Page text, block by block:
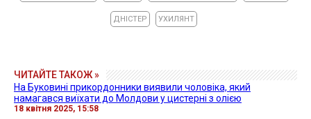
ДНІСТЕР УХИЛЯНТ
ЧИТАЙТЕ ТАКОЖ »
На Буковині прикордонники виявили чоловіка, який
намагався виїхати до Молдови у цистерні з олією
18 квітня 2025, 15:58